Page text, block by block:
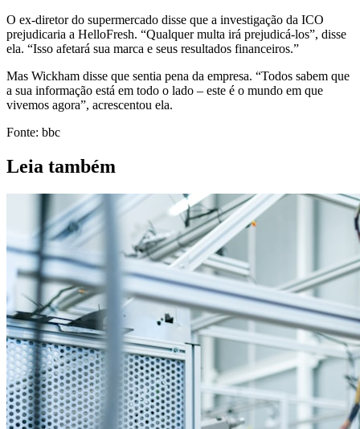
O ex-diretor do supermercado disse que a investigação da ICO
prejudicaria a HelloFresh. “Qualquer multa irá prejudicá-los”, disse
ela. “Isso afetará sua marca e seus resultados financeiros.”
Mas Wickham disse que sentia pena da empresa. “Todos sabem que
a sua informação está em todo o lado – este é o mundo em que
vivemos agora”, acrescentou ela.
Fonte: bbc
Leia também